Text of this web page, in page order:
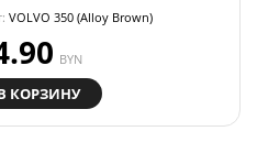
VOLVO 350 (Alloy Brown)
BYN
КОРЗИНУ